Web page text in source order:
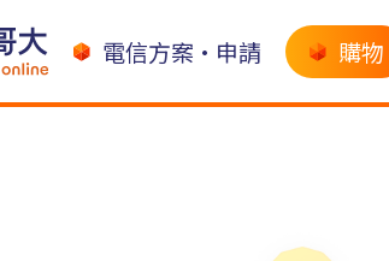
電信方案•申請 購物